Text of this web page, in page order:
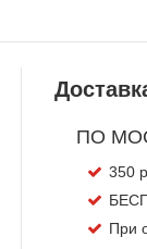
ПО
350
При